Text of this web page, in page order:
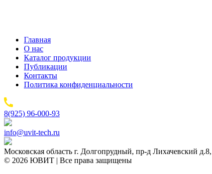
Главная
О нас
Каталог продукции
Публикации
Контакты
Политика конфиденциальности
8(925) 96-000-93
info@uvit-tech.ru
Московская область г. Долгопрудный, пр-д Лихачевский
© 2026 ЮВИТ | Все права защищены